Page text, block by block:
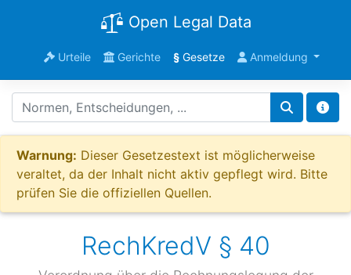
Open Legal Data
Urteile Gerichte §Gesetze Anmeldung
Warnung: Dieser Gesetzestext ist möglicherweise
veraltet, da der Inhalt nicht aktiv gepflegt wird. Bitte
prüfen Sie die offiziellen Quellen.
RechKredV § 40